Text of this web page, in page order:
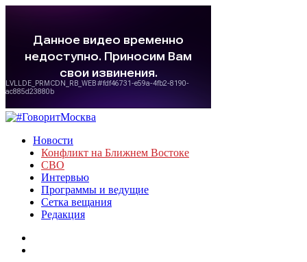
Новости
Конфликт на Ближнем Востоке
СВО
Интервью
Программы и ведущие
Сетка вещания
Редакция